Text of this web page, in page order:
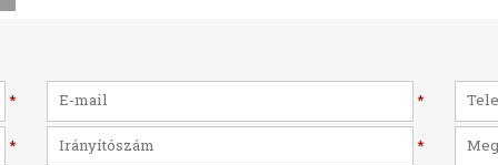
* *
* *